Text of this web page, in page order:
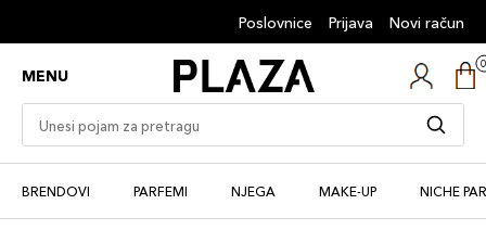
Poslovnice Prijava Novi račun
MENU
BRENDOVI PARFEMI NJEGA MAKE-UP NICHE